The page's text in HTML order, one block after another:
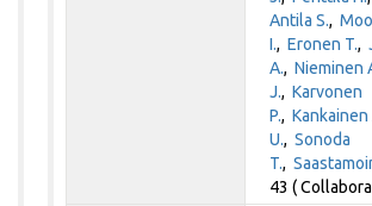
Antila S.,
I.,Eronen T.,
A.,Nieminen
J.,Karvonen
P.,Kankainen
U.,Sonoda
T.,
43 (